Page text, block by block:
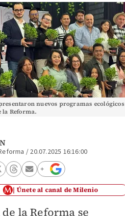
nuevos programas ecológicos
la Reforma.
/ 20.07.2025 16:16:00
Únete al canal de Milenio
la Reforma se